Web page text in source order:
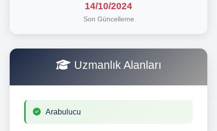
14/10/2024
Son Güncelleme
Uzmanlık Alanları
Arabulucu